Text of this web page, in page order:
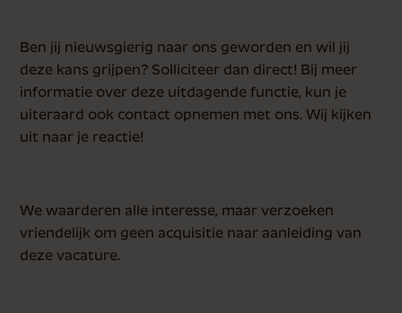
Ben jij nieuwsgierig naar ons geworden en wil jij
deze kans grijpen? Solliciteer dan direct! Bij meer
informatie over deze uitdagende functie, kun je
uiteraard ook contact opnemen met ons. Wij kijken
uit naar je reactie!
We waarderen alle interesse, maar verzoeken
vriendelijk om geen acquisitie naar aanleiding van
deze vacature.